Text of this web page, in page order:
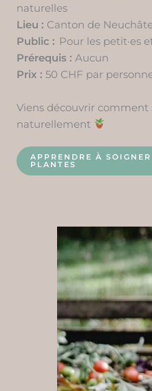
naturelles
Lieu : Canton de
Public : Pour les petit·es
Prérequis : Aucun
Prix : 50 CHF par
Viens découvrir
naturellement
APPRENDRE À
PLANTES